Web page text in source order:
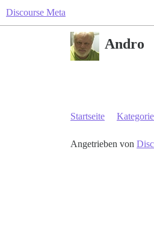
Discourse Meta
Andro
Startseite
Angetrieben von